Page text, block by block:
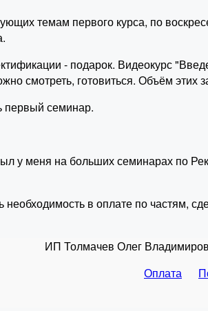
темам первого курса, по
- подарок. Видеокурс
смотреть, готовиться. Объём этих
первый семинар.
у меня на больших семинарах по
в оплате по частям,
ИП Толмачев Олег
Оплата